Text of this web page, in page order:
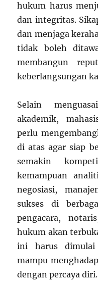
hukum harus
dan integritas.
dan menjaga
tidak boleh
membangun
keberlangsungan
Selain
akademik,
perlu
di atas agar siap
semakin
kemampuan
negosiasi,
sukses di
pengacara,
hukum akan
ini harus
mampu
dengan percaya diri.